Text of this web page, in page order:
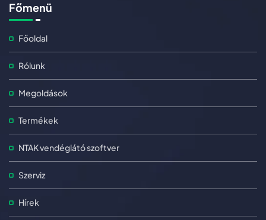
Főmenü
Főoldal
Rólunk
Megoldások
Termékek
NTAK vendéglátó szoftver
Szerviz
Hírek